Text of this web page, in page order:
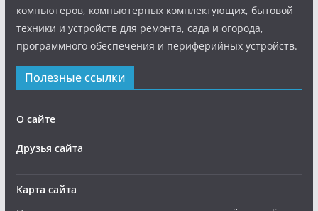
компьютеров, компьютерных комплектующих, бытовой
техники и устройств для ремонта, сада и огорода,
программного обеспечения и периферийных устройств.
Полезные ссылки
О сайте
Друзья сайта
Карта сайта